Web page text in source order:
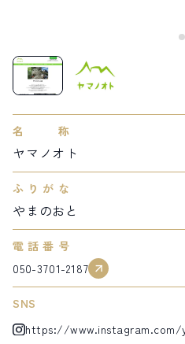
399-9301 長野県北安曇郡白馬
塩
FURUSATO TAX
ふるさと納税
サイト内検索
会社概要
プライバシーポリシー
名称
ヤマノオト
ふりがな
やまのおと
電話番号
050-3701-2187
SNS
https://